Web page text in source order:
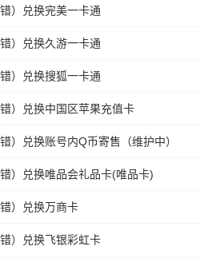
）兑换完美一卡通
）兑换久游一卡通
）兑换搜狐一卡通
）兑换中国区苹果充值卡
）兑换账号内Q币寄售（维护中）
）兑换唯品会礼品卡(唯品卡)
）兑换万商卡
）兑换飞银彩虹卡